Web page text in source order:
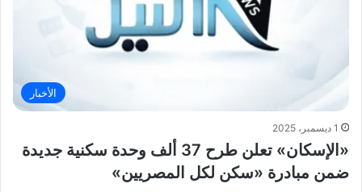
الأخبار
1 ديسمبر، 2025
«الإسكان» تعلن طرح 37 ألف وحدة سكنية جديدة
ضمن مبادرة «سكن لكل المصريين»